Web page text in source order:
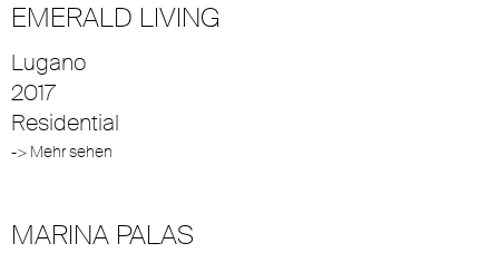
EMERALD LIVING
Lugano
2017
Residential
-> Mehr sehen
MARINA PALAS